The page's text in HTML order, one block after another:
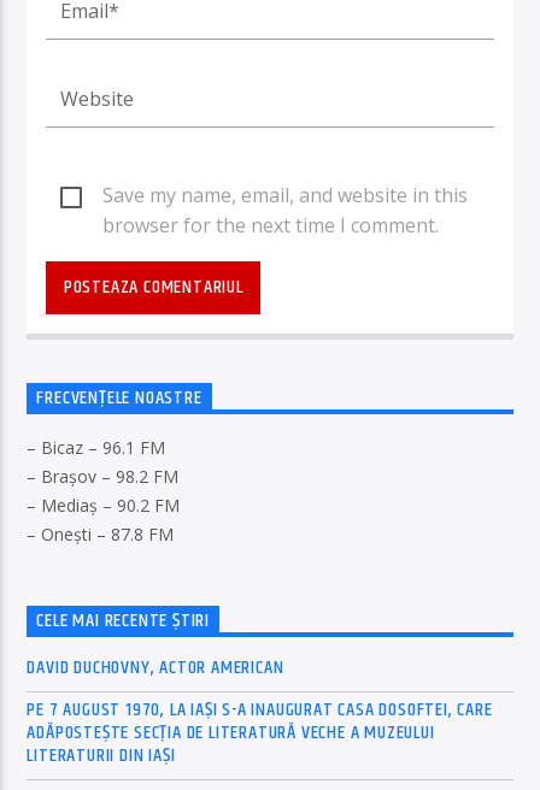
Save my name, email, and website in this
browser for the next time I comment.
FRECVENȚELE NOASTRE
– Bicaz – 96.1 FM
– Brașov – 98.2 FM
– Mediaș – 90.2 FM
– Onești – 87.8 FM
CELE MAI RECENTE ȘTIRI
DAVID DUCHOVNY, ACTOR AMERICAN
PE 7 AUGUST 1970, LA IAŞI S-A INAUGURAT CASA DOSOFTEI, CARE
ADĂPOSTEŞTE SECŢIA DE LITERATURĂ VECHE A MUZEULUI
LITERATURII DIN IAŞI